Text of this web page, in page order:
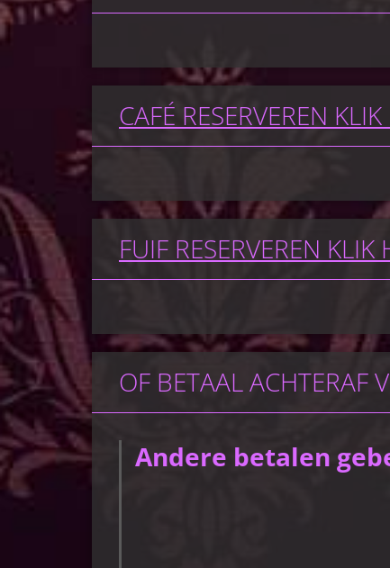
CAFÉ RESERVEREN
FUIF RESERVEREN
OF BETAAL ACHTERAF
Andere betalen